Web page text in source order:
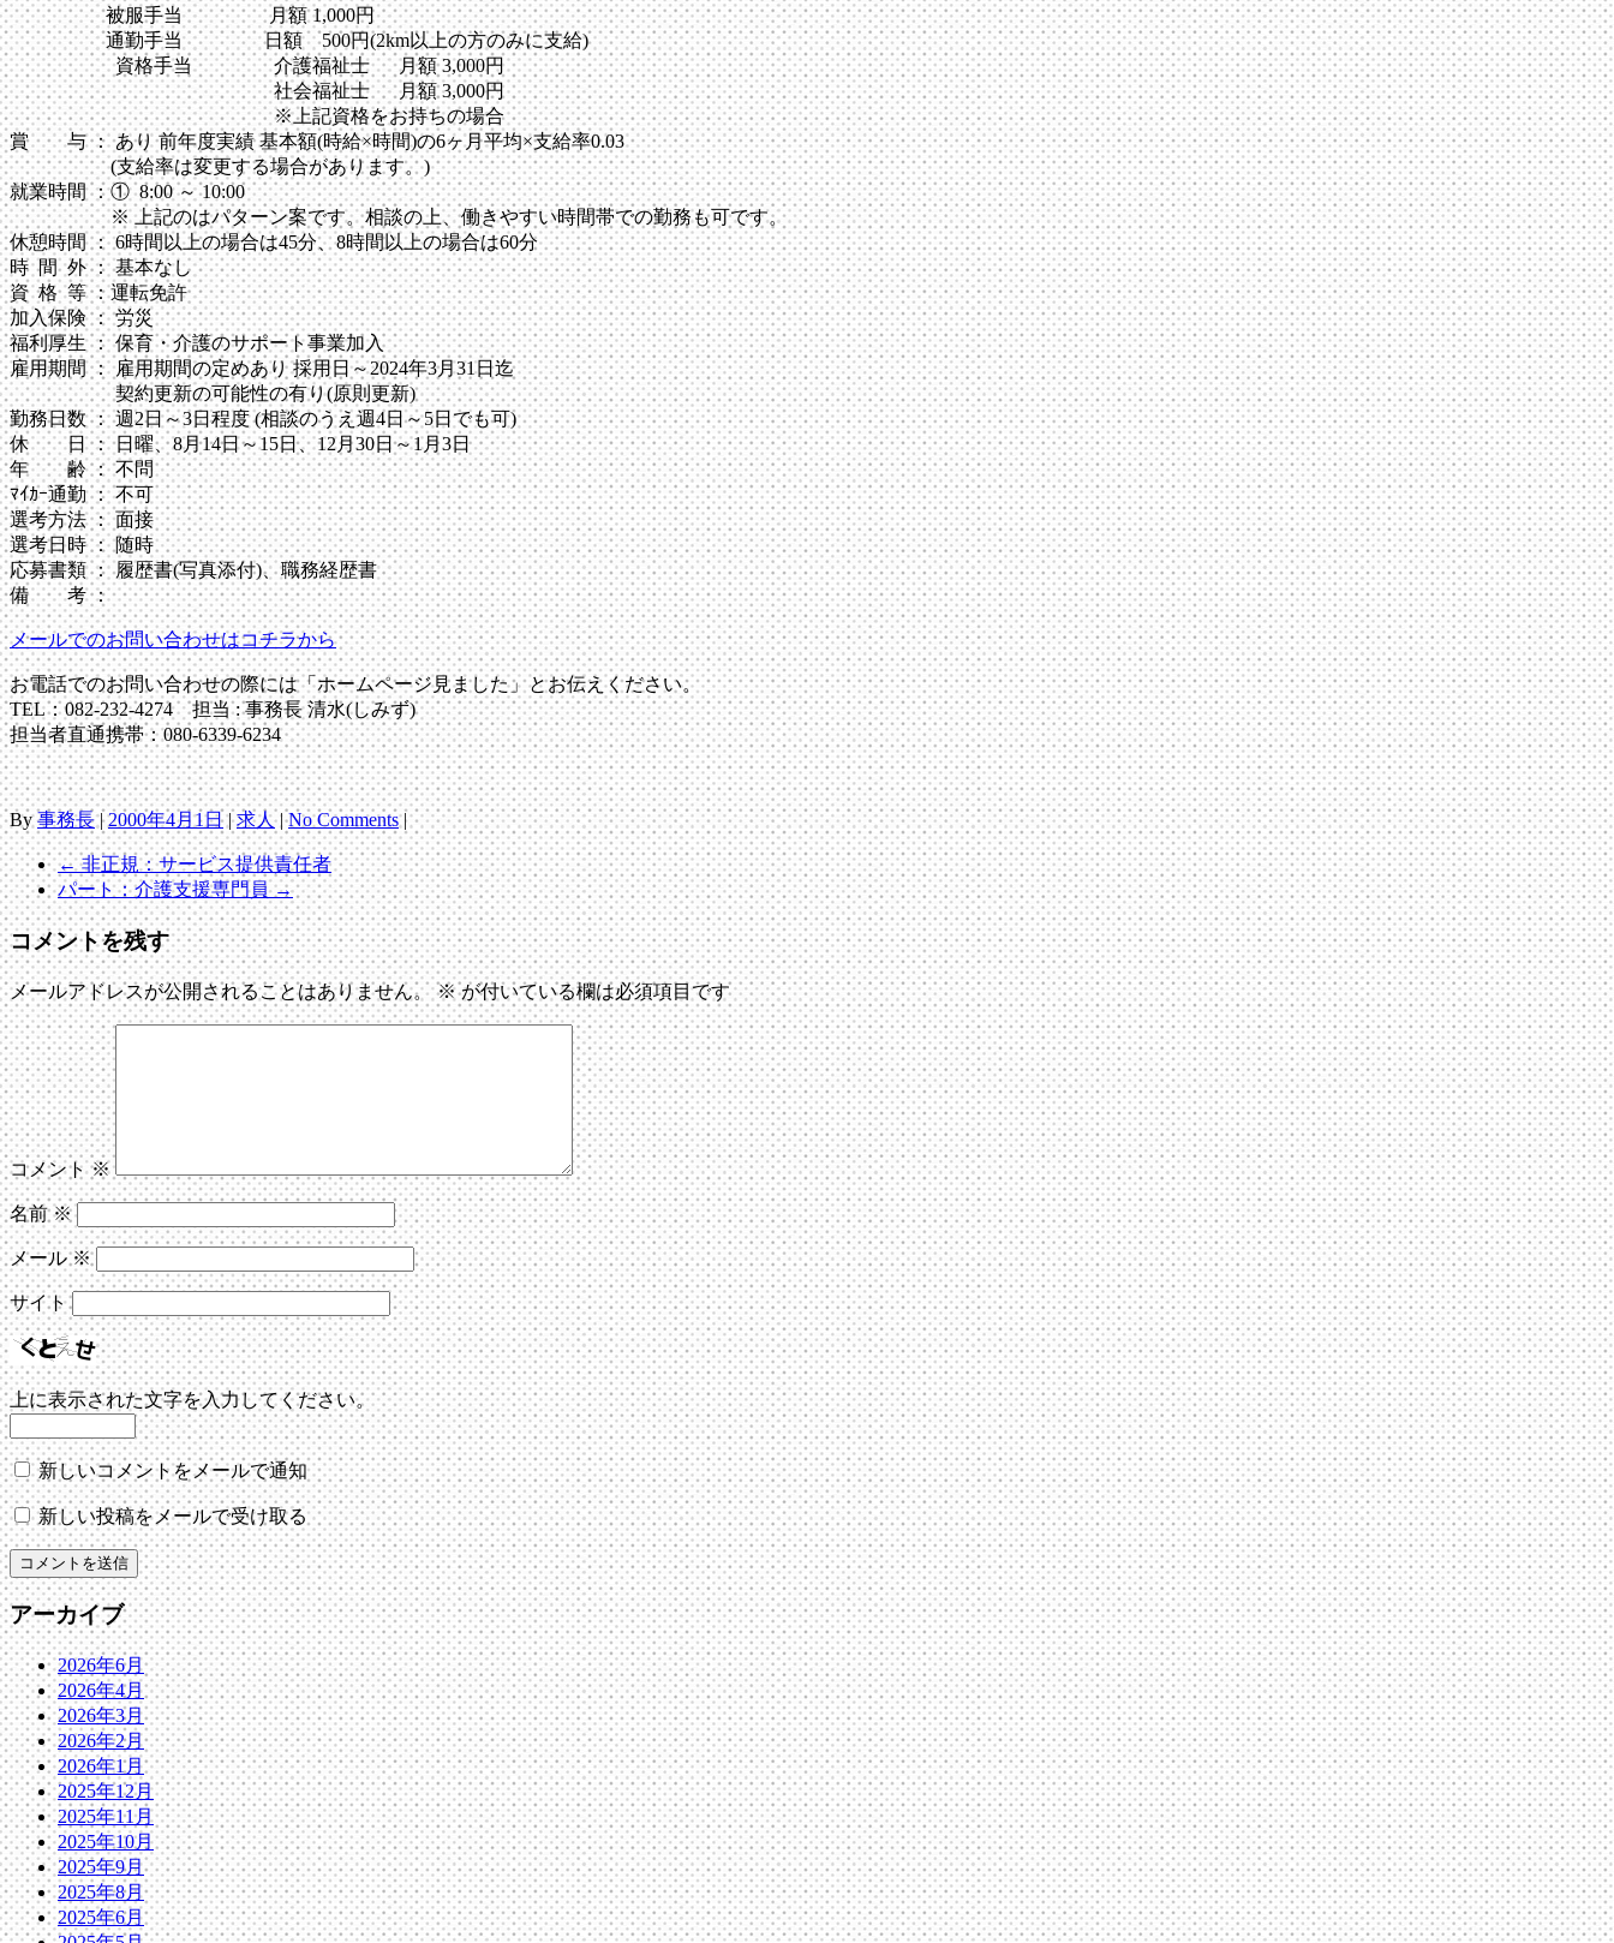
被服手当 月額 1,000円
通勤手当 日額 500円(2km以上の方のみに支給)
資格手当 介護福祉士 月額 3,000円
社会福祉士 月額 3,000円
※上記資格をお持ちの場合
賞 与 ： あり 前年度実績 基本額(時給×時間)の6ヶ月平均×支給率0.03
(支給率は変更する場合があります。)
就業時間 ：① 8:00 ～ 10:00
※ 上記のはパターン案です。相談の上、働きやすい時間帯での勤務も可です。
休憩時間 ： 6時間以上の場合は45分、8時間以上の場合は60分
時 間 外 ： 基本なし
資 格 等 ：運転免許
加入保険 ： 労災
福利厚生 ： 保育・介護のサポート事業加入
雇用期間 ： 雇用期間の定めあり 採用日～2024年3月31日迄
契約更新の可能性の有り(原則更新)
勤務日数 ： 週2日～3日程度 (相談のうえ週4日～5日でも可)
休 日 ： 日曜、8月14日～15日、12月30日～1月3日
年 齢 ： 不問
ﾏｲｶｰ通勤 ： 不可
選考方法 ： 面接
選考日時 ： 随時
応募書類 ： 履歴書(写真添付)、職務経歴書
備 考 ：
メールでのお問い合わせはコチラから
お電話でのお問い合わせの際には「ホームページ見ました」とお伝えください。
TEL：082-232-4274 担当 : 事務長 清水(しみず)
担当者直通携帯：080-6339-6234
By事務長|2000年4月1日|求人|No Comments|
←非正規：サービス提供責任者
パート：介護支援専門員→
コメントを残す
メールアドレスが公開されることはありません。 ※が付いている欄は必須項目です
コメント※
名前※
メール※
サイト
上に表示された文字を入力してください。
新しいコメントをメールで通知
新しい投稿をメールで受け取る
アーカイブ
2026年6月
2026年4月
2026年3月
2026年2月
2026年1月
2025年12月
2025年11月
2025年10月
2025年9月
2025年8月
2025年6月